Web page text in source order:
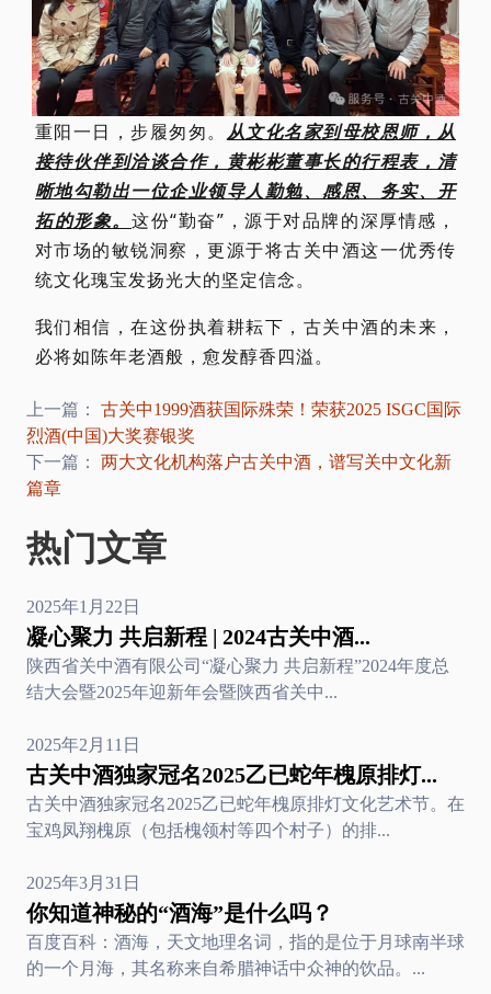
重阳一日，步履匆匆。 从文化名家到母校恩师，从
接待伙伴到洽谈合作，黄彬彬董事长的行程表，清
晰地勾勒出一位企业领导人勤勉、感恩、务实、开
拓的形象。 这份“勤奋”，源于对品牌的深厚情感，
对市场的敏锐洞察，更源于将古关中酒这一优秀传
统文化瑰宝发扬光大的坚定信念。
我们相信，在这份执着耕耘下，古关中酒的未来，
必将如陈年老酒般，愈发醇香四溢。
上一篇：
古关中1999酒获国际殊荣！荣获2025 ISGC国际
烈酒(中国)大奖赛银奖
下一篇：
两大文化机构落户古关中酒，谱写关中文化新
篇章
热门文章
2025年1月22日
凝心聚力 共启新程 | 2024古关中酒...
陕西省关中酒有限公司“凝心聚力 共启新程”2024年度总
结大会暨2025年迎新年会暨陕西省关中...
2025年2月11日
古关中酒独家冠名2025乙已蛇年槐原排灯...
古关中酒独家冠名2025乙已蛇年槐原排灯文化艺术节。在
宝鸡凤翔槐原（包括槐领村等四个村子）的排...
2025年3月31日
你知道神秘的“酒海”是什么吗？
百度百科：酒海，天文地理名词，指的是位于月球南半球
的一个月海，其名称来自希腊神话中众神的饮品。...